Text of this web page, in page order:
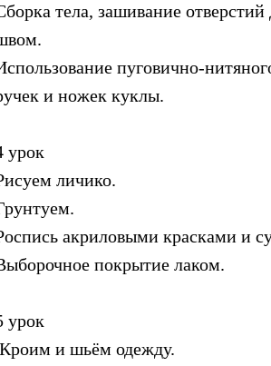
тела, зашивание
пуговично-
и ножек куклы.
урок
личико.
акриловыми красками и
покрытие лаком.
урок
Кроим и шьём одежду.